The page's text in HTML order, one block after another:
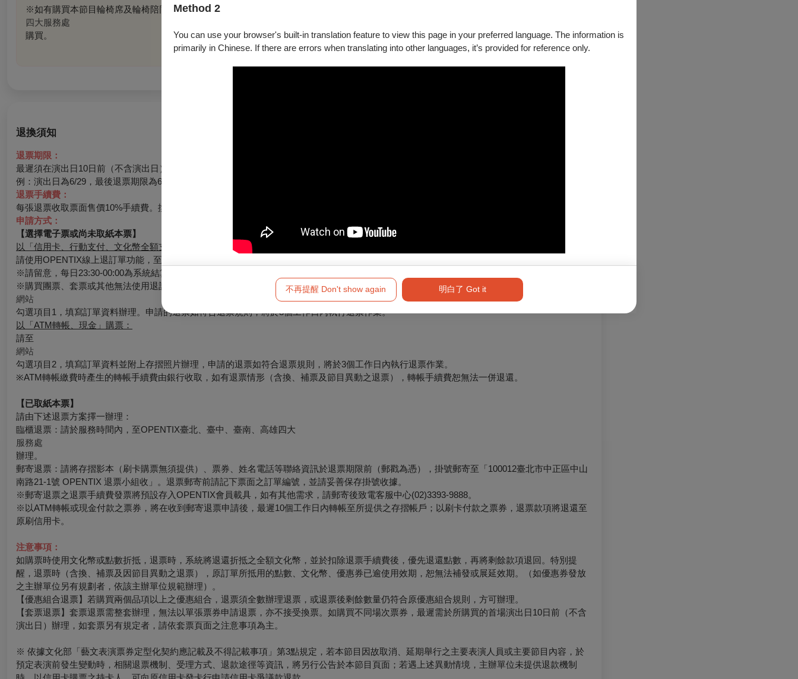
Method 2
You can use your browser's built-in translation feature to view this page in your preferred language. The information is
primarily in Chinese. If there are errors when translating into other languages, it’s provided for reference only.
不再提醒 Don't show again 明白了 Got it
※如有購買本節目輪椅席及輪椅陪同席需求，可先電洽OPENTIX客服中心(02)3393-9888（每日09:00-20:00），或於服務時間至OPENTIX
四大服務處
購買。
退換須知
退票期限：
最遲須在演出日10日前（不含演出日）辦理，逾期無法受理。
例：演出日為6/29，最後退票期限為6/19。
退票手續費：
每張退票收取票面售價10%手續費。換票視同退票，需退票後重新購買。
申請方式：
【選擇電子票或尚未取紙本票】
以「信用卡、行動支付、文化幣全額支付」購票：
請使用OPENTIX線上退訂單功能，至會員＞訂單紀錄＞點入要退訂的訂單，按下「退訂單」勾選欲退項目，線上完成退訂。
※請留意，每日23:30-00:00為系統結算期間暫停服務。請務必留意退票期限，提前申請。
※購買團票、套票或其他無法使用退訂單功能時，請至
網站
勾選項目1，填寫訂單資料辦理。申請的退票如符合退票規則，將於3個工作日內執行退票作業。
以「ATM轉帳、現金」購票：
請至
網站
勾選項目2，填寫訂單資料並附上存摺照片辦理，申請的退票如符合退票規則，將於3個工作日內執行退票作業。
※ATM轉帳繳費時產生的轉帳手續費由銀行收取，如有退票情形（含換、補票及節目異動之退票），轉帳手續費恕無法一併退還。
【已取紙本票】
請由下述退票方案擇一辦理：
臨櫃退票：請於服務時間內，至OPENTIX臺北、臺中、臺南、高雄四大
服務處
辦理。
郵寄退票：請將存摺影本（刷卡購票無須提供）、票券、姓名電話等聯絡資訊於退票期限前（郵戳為憑），掛號郵寄至「100012臺北市中正區中山
南路21-1號 OPENTIX 退票小組收」。退票郵寄前請記下票面之訂單編號，並請妥善保存掛號收據。
※郵寄退票之退票手續費發票將預設存入OPENTIX會員載具，如有其他需求，請郵寄後致電客服中心(02)3393-9888。
※以ATM轉帳或現金付款之票券，將在收到郵寄退票申請後，最遲10個工作日內轉帳至所提供之存摺帳戶；以刷卡付款之票券，退票款項將退還至
原刷信用卡。
注意事項：
如購票時使用文化幣或點數折抵，退票時，系統將退還折抵之全額文化幣，並於扣除退票手續費後，優先退還點數，再將剩餘款項退回。特別提
醒，退票時（含換、補票及因節目異動之退票），原訂單所抵用的點數、文化幣、優惠券已逾使用效期，恕無法補發或展延效期。（如優惠券發放
之主辦單位另有規劃者，依該主辦單位規範辦理）。
【優惠組合退票】若購買兩個品項以上之優惠組合，退票須全數辦理退票，或退票後剩餘數量仍符合原優惠組合規則，方可辦理。
【套票退票】套票退票需整套辦理，無法以單張票券申請退票，亦不接受換票。如購買不同場次票券，最遲需於所購買的首場演出日10日前（不含
演出日）辦理，如套票另有規定者，請依套票頁面之注意事項為主。
※ 依據文化部「藝文表演票券定型化契約應記載及不得記載事項」第3點規定，若本節目因故取消、延期舉行之主要表演人員或主要節目內容，於
預定表演前發生變動時，相關退票機制、受理方式、退款途徑等資訊，將另行公告於本節目頁面；若遇上述異動情境，主辦單位未提供退款機制